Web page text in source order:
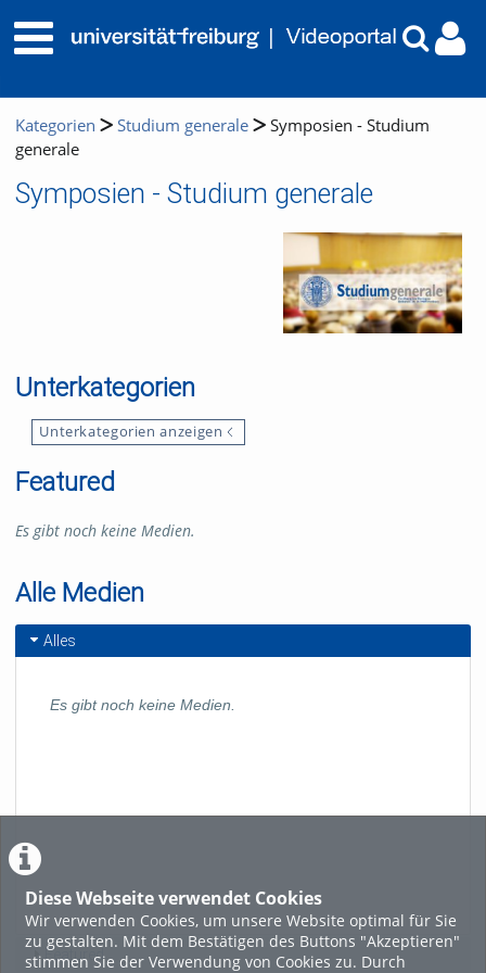
Diese Webseite verwendet Cookies
Wir verwenden Cookies, um unsere Website optimal für Sie
zu gestalten. Mit dem Bestätigen des Buttons "Akzeptieren"
stimmen Sie der Verwendung von Cookies zu. Durch
Kategorien Studium generale
Symposien - Studium
generale
Symposien - Studium generale
Unterkategorien
Unterkategorien anzeigen
Featured
Es gibt noch keine Medien.
Alle Medien
Alles
Es gibt noch keine Medien.
Featured